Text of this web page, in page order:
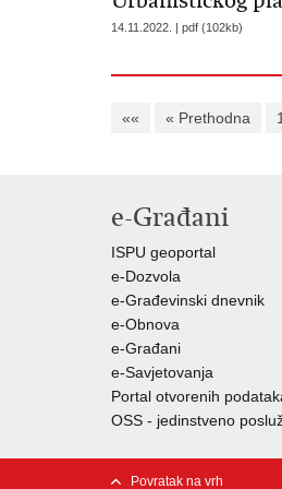
14.11.2022. | pdf (102kb)
«« « Prethodna
e-Građani
ISPU geoportal
e-Dozvola
e-Građevinski dnevnik
e-Obnova
e-Građani
e-Savjetovanja
Portal otvorenih
OSS - jedinstveno
Povratak na vrh